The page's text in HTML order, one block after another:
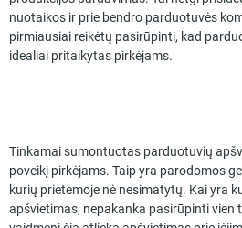
nuotaikos ir prie bendro parduotuvės
pirmiausiai reikėtų pasirūpinti, kad
idealiai pritaikytas pirkėjams.
Tinkamai sumontuotas parduotuvių
poveikį pirkėjams. Taip yra parodomos
kurių prietemoje nė nesimatytų. Kai yra
apšvietimas, nepakanka pasirūpinti vien